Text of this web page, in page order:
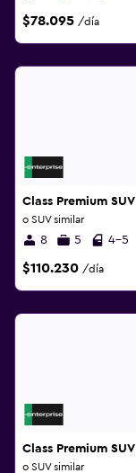
$78.095 /día
Class Premium SUV
o SUV similar
8 5 4-5
$110.230 /día
Class Premium SUV
o SUV similar